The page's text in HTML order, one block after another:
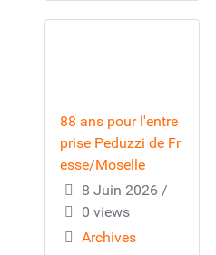
88 ans pour l'entre
prise Peduzzi de Fr
esse/Moselle
8 Juin 2026 /
0 views
Archives